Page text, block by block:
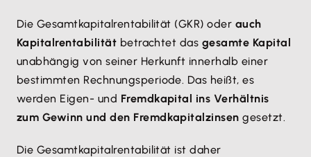
Die Gesamtkapitalrentabilität (GKR) oder auch
Kapitalrentabilität betrachtet das gesamte Kapital
unabhängig von seiner Herkunft innerhalb einer
bestimmten Rechnungsperiode. Das heißt, es
werden Eigen- und Fremdkapital ins Verhältnis
zum Gewinn und den Fremdkapitalzinsengesetzt.
Die Gesamtkapitalrentabilität ist daher